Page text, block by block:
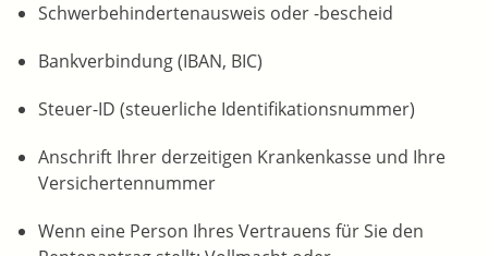
Schwerbehindertenausweis oder -bescheid
Bankverbindung (IBAN, BIC)
Steuer-ID (steuerliche Identifikationsnummer)
Anschrift Ihrer derzeitigen Krankenkasse und Ihre
Versichertennummer
Wenn eine Person Ihres Vertrauens für Sie den